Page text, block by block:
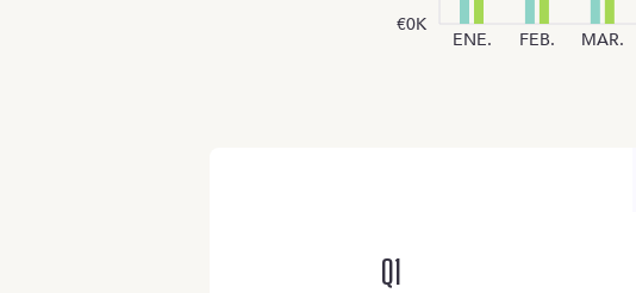
ENE. FEB. MAR.
€0K
Q1